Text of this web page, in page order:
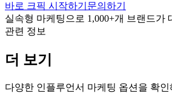
바로 크픽 시작하기 문의하기
실속형 마케팅으로 1,000+개 브랜드가
관련 정보
더 보기
다양한 인플루언서 마케팅 옵션을 확인